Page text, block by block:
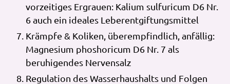
vorzeitiges Ergrauen: Kalium sulfuricum D6 Nr.
6 auch ein ideales Leberentgiftungsmittel
Krämpfe & Koliken, überempfindlich, anfällig:
Magnesium phoshoricum D6 Nr. 7 als
beruhigendes Nervensalz
Regulation des Wasserhaushalts und Folgen